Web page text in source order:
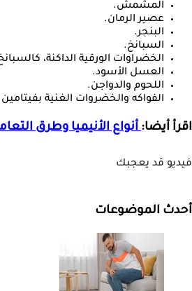
المشمش.
عصير الرمان.
البنجر.
السبانخ.
الخضراوات الورقية الداكنة،
العسل الأسود.
اللحوم والدواجن.
الفواكه والخضروات الغنية
اقرأ أيضا:أنواع الأنيميا وطرق
فيديو قد يعجبك
أحدث الموضوعات